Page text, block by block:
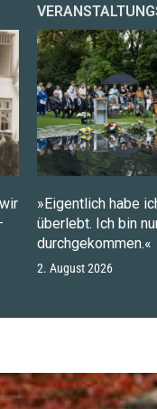
»Eigentlich habe
überlebt. Ich bin
durchgekommen.«
2. August 2026